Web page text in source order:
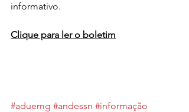
informativo.
Clique para ler o boletim
#aduemg #andessn #informação